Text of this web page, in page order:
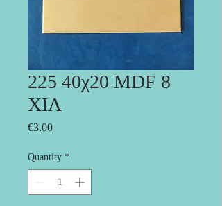
225 40χ20 MDF 8
ΧΙΛ
€3.00Price
Quantity *